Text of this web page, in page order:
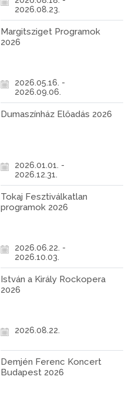
2026.08.23.
Margitsziget Programok
2026
2026.05.16. -
2026.09.06.
Dumaszínház Előadás 2026
2026.01.01. -
2026.12.31.
Tokaj Fesztiválkatlan
programok 2026
2026.06.22. -
2026.10.03.
István a Király Rockopera
2026
2026.08.22.
Demjén Ferenc Koncert
Budapest 2026